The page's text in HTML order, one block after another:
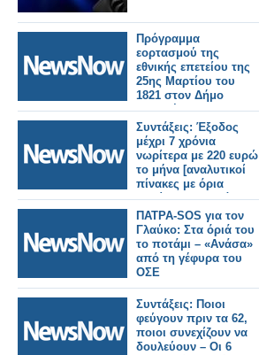
Πρόγραμμα
εορτασμού της
εθνικής επετείου της
25ης Μαρτίου του
1821 στον Δήμο
Ξηρομέρου.
Συντάξεις: Έξοδος
μέχρι 7 χρόνια
νωρίτερα με 220 ευρώ
το μήνα [αναλυτικοί
πίνακες με όρια
ηλικίας και ποσά]
ΠΑΤΡΑ-SOS για τον
Γλαύκο: Στα όριά του
το ποτάμι – «Ανάσα»
από τη γέφυρα του
ΟΣΕ
Συντάξεις: Ποιοι
φεύγουν πριν τα 62,
ποιοι συνεχίζουν να
δουλεύουν – Οι 6